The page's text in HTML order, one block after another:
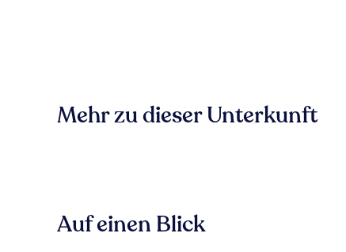
Mehr zu dieser Unterkunft
Auf einen Blick